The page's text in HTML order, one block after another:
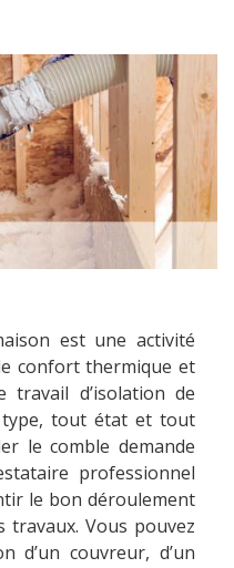
est une activité
confort thermique et
travail d’isolation de
tout état et tout
le comble demande
professionnel
le bon déroulement
Vous pouvez
d’un couvreur, d’un